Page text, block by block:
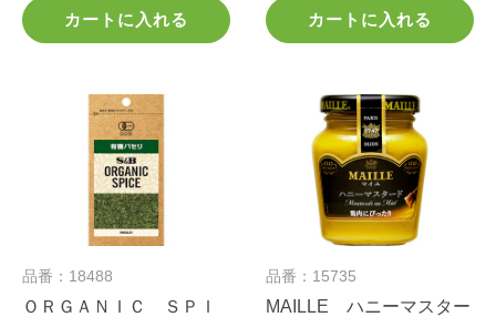
カートに入れる カートに入れる
品番：18488
ＯＲＧＡＮＩＣ ＳＰＩ
品番：15735
MAILLE ハニーマスター